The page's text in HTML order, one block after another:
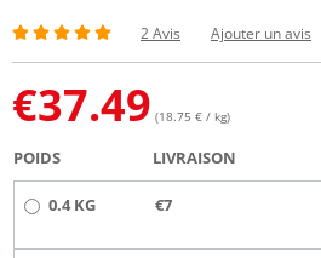
2 Avis Ajouter un avis
€37.49 (18.75 € / kg)
POIDS LIVRAISON
0.4 KG €7